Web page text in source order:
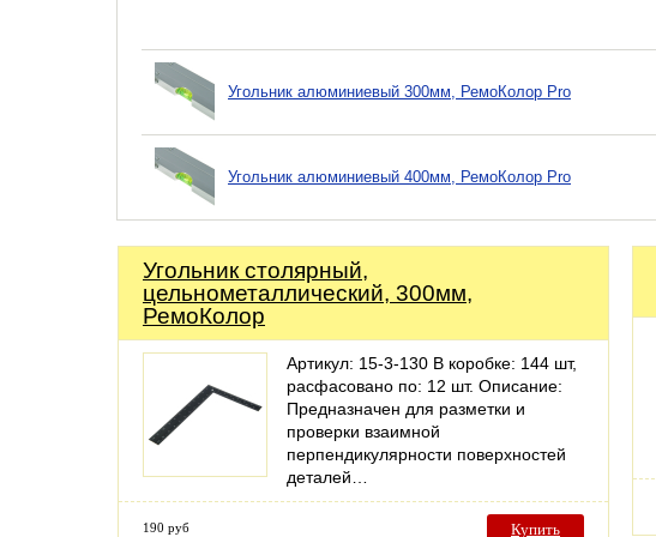
Угольник алюминиевый 300мм, РемоКолор Pro
Угольник алюминиевый 400мм, РемоКолор Pro
Угольник столярный,
цельнометаллический, 300мм,
РемоКолор
Артикул: 15-3-130 В коробке: 144 шт,
расфасовано по: 12 шт. Описание:
Предназначен для разметки и
проверки взаимной
перпендикулярности поверхностей
деталей…
190 руб Купить